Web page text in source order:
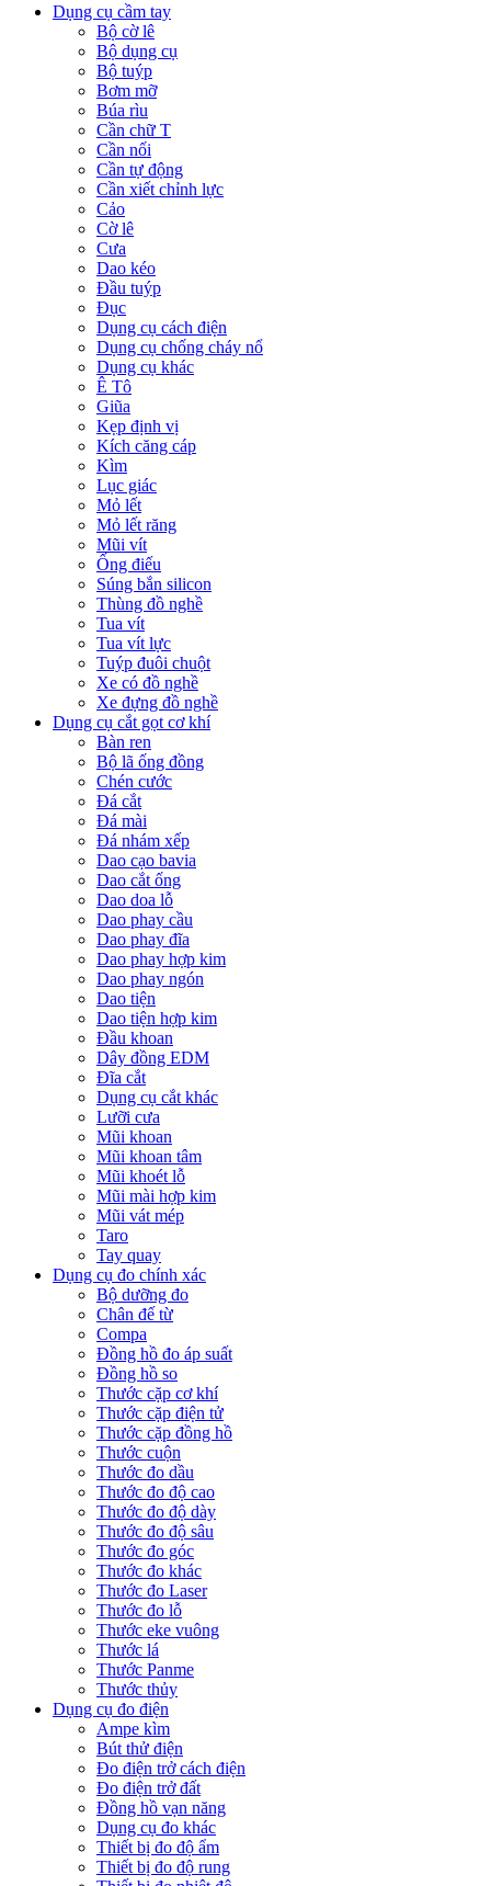
Dụng cụ cầm tay
Bộ cờ lê
Bộ dụng cụ
Bộ tuýp
Bơm mỡ
Búa rìu
Cần chữ T
Cần nối
Cần tự động
Cần xiết chỉnh lực
Cảo
Cờ lê
Cưa
Dao kéo
Đầu tuýp
Đục
Dụng cụ cách điện
Dụng cụ chống cháy nổ
Dụng cụ khác
Ê Tô
Giũa
Kẹp định vị
Kích căng cáp
Kìm
Lục giác
Mỏ lết
Mỏ lết răng
Mũi vít
Ống điếu
Súng bắn silicon
Thùng đồ nghề
Tua vít
Tua vít lực
Tuýp đuôi chuột
Xe có đồ nghề
Xe đựng đồ nghề
Dụng cụ cắt gọt cơ khí
Bàn ren
Bộ lã ống đồng
Chén cước
Đá cắt
Đá mài
Đá nhám xếp
Dao cạo bavia
Dao cắt ống
Dao doa lỗ
Dao phay cầu
Dao phay đĩa
Dao phay hợp kim
Dao phay ngón
Dao tiện
Dao tiện hợp kim
Đầu khoan
Dây đồng EDM
Đĩa cắt
Dụng cụ cắt khác
Lưỡi cưa
Mũi khoan
Mũi khoan tâm
Mũi khoét lỗ
Mũi mài hợp kim
Mũi vát mép
Taro
Tay quay
Dụng cụ đo chính xác
Bộ dưỡng đo
Chân đế từ
Compa
Đồng hồ đo áp suất
Đồng hồ so
Thước cặp cơ khí
Thước cặp điện tử
Thước cặp đồng hồ
Thước cuộn
Thước đo dầu
Thước đo độ cao
Thước đo độ dày
Thước đo độ sâu
Thước đo góc
Thước đo khác
Thước đo Laser
Thước đo lỗ
Thước eke vuông
Thước lá
Thước Panme
Thước thủy
Dụng cụ đo điện
Ampe kìm
Bút thử điện
Đo điện trở cách điện
Đo điện trở đất
Đồng hồ vạn năng
Dụng cụ đo khác
Thiết bị đo độ ẩm
Thiết bị đo độ rung